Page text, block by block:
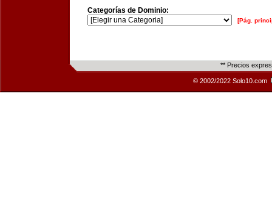
Categorías de Dominio:
[Pág.
** Precios
© 2002/2022 Solo10.com